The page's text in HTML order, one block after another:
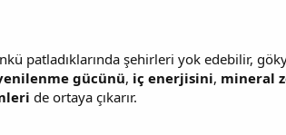
patladıklarında şehirleri yok edebilir,
gücünü, iç enerjisini, mineral
de ortaya çıkarır.